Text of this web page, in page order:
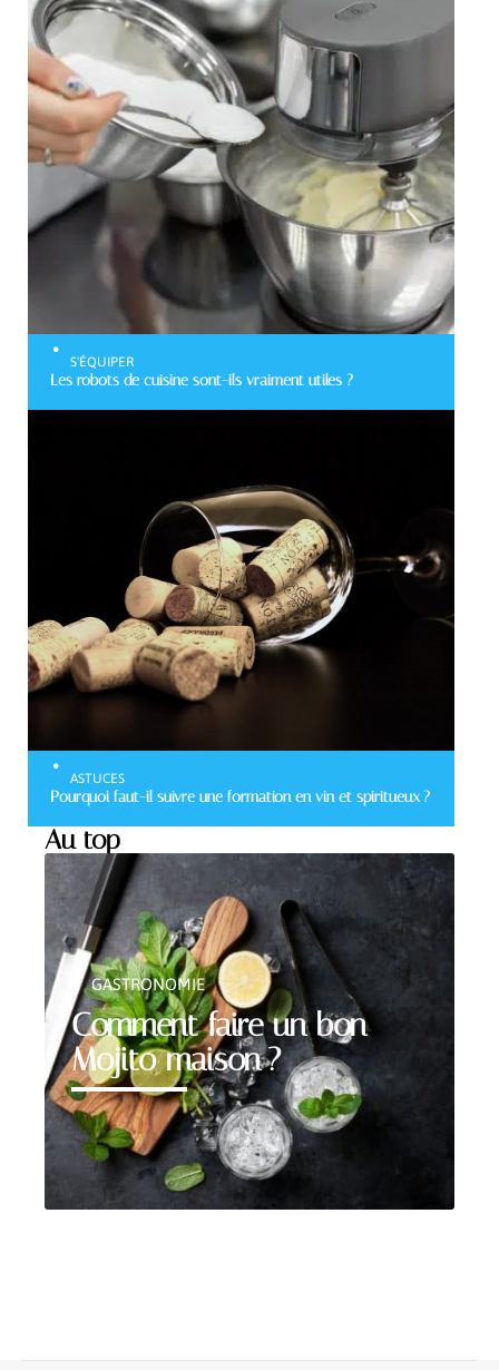
S'ÉQUIPER
Les robots de cuisine sont-ils vraiment utiles ?
ASTUCES
Pourquoi faut-il suivre une formation en vin et spiritueux ?
Au top
Comment faire un bon
Mojito maison ?
GASTRONOMIE